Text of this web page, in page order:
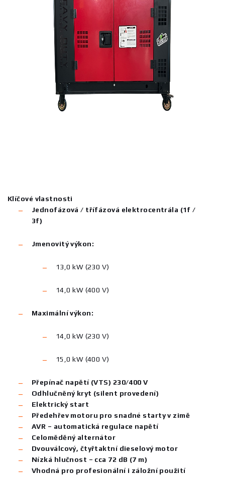
Klíčové vlastnosti
Jednofázová / třífázová elektrocentrála (1f /
3f)
Jmenovitý výkon:
13,0 kW (230 V)
14,0 kW (400 V)
Maximální výkon:
14,0 kW (230 V)
15,0 kW (400 V)
Přepínač napětí (VTS) 230/400 V
Odhlučněný kryt (silent provedení)
Elektrický start
Předehřev motoru pro snadné starty v zimě
AVR – automatická regulace napětí
Celoměděný alternátor
Dvouválcový, čtyřtaktní dieselový motor
Nízká hlučnost – cca 72 dB (7 m)
Vhodná pro profesionální i záložní použití